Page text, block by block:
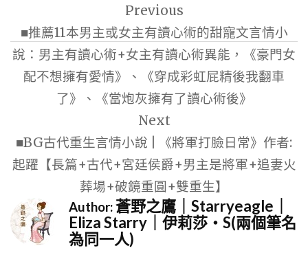
導
覽
Previous
■推薦11本男主或女主有讀心術的甜寵文言情小
說：男主有讀心術+女主有讀心術異能，《豪門女
配不想擁有愛情》、《穿成彩虹屁精後我翻車
了》、《當炮灰擁有了讀心術後》
Next
■BG古代重生言情小說 | 《將軍打臉日常》作者:
起躍【長篇+古代+宮廷侯爵+男主是將軍+追妻火
葬場+破鏡重圓+雙重生】
Author:蒼野之鷹｜Starryeagle｜
Eliza Starry｜伊莉莎・S(兩個筆名
為同一人)